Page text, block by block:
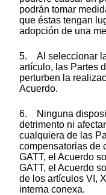
podrán tomar
que éstas tengan
adopción de una
5. Al seleccionar
artículo, las Partes
perturben la
Acuerdo.
6. Ninguna
detrimento ni
cualquiera de las
compensatorias de
GATT, el Acuerdo
GATT, el Acuerdo
de los artículos VI,
interna conexa.